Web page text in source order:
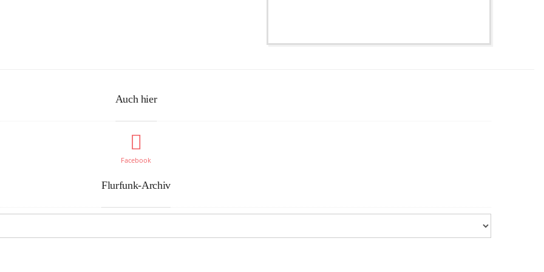
Auch hier
Facebook
Flurfunk-Archiv